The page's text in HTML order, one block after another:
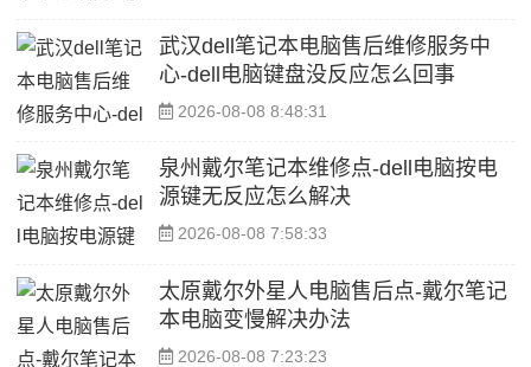
武汉dell笔记本电脑售后维修服务中
心-dell电脑键盘没反应怎么回事
2026-08-08 8:48:31
泉州戴尔笔记本维修点-dell电脑按电
源键无反应怎么解决
2026-08-08 7:58:33
太原戴尔外星人电脑售后点-戴尔笔记
本电脑变慢解决办法
2026-08-08 7:23:23